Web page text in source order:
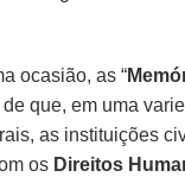
ocasião, as “
que, em uma
as instituições
os Direitos